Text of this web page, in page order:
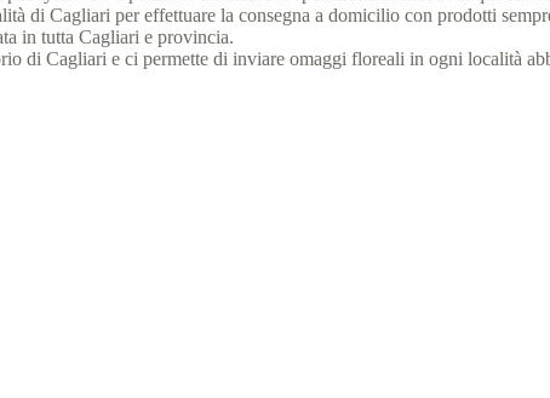
di Cagliari per effettuare la consegna a domicilio con prodotti
in tutta Cagliari e provincia.
di Cagliari e ci permette di inviare omaggi floreali in ogni località